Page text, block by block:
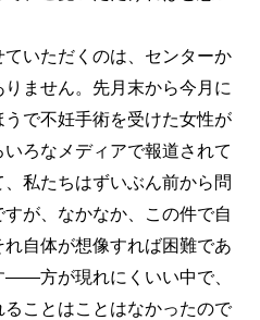
いただくのは、センターか
ません。先月末から今月に
で不妊手術を受けた女性が
ろなメディアで報道されて
私たちはずいぶん前から問
が、なかなか、この件で自
自体が想像すれば困難であ
――方が現れにくいい中で、
ことはことはなかったので